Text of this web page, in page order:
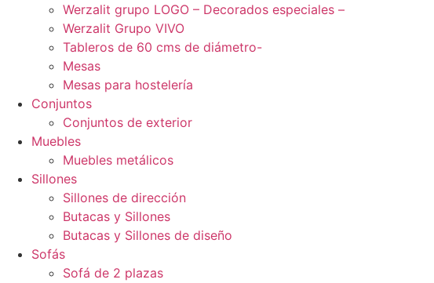
Werzalit grupo LOGO – Decorados especiales –
Werzalit Grupo VIVO
Tableros de 60 cms de diámetro-
Mesas
Mesas para hostelería
Conjuntos
Conjuntos de exterior
Muebles
Muebles metálicos
Sillones
Sillones de dirección
Butacas y Sillones
Butacas y Sillones de diseño
Sofás
Sofá de 2 plazas